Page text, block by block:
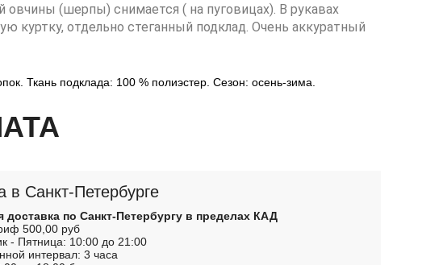
овчины (шерпы) снимается ( на пуговицах). В рукавах
отдельно стеганный подклад. Очень аккуратный
Ткань подклада: 100 % полиэстер. Сезон: осень-зима.
в Санкт-Петербурге
доставка по Санкт-Петербургу в пределах КАД
500,00 руб
- Пятница: 10:00 до 21:00
интервал: 3 часа